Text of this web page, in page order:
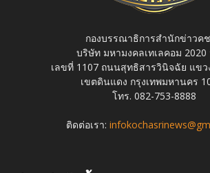
กองบรรณาธิการสำนักข่าวค
บริษัท มหามงคลเทเลคอม 2020
เลขที่ 1107 ถนนสุทธิสารวินิจฉัย แขว
เขตดินแดง กรุงเทพมหานคร
โทร. 082-753-8888
ติดต่อเรา: